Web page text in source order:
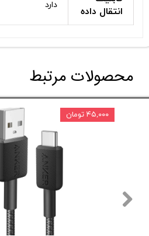
انتقال داده
دارد
محصولات مرتبط
۴۵,۰۰۰ تومان